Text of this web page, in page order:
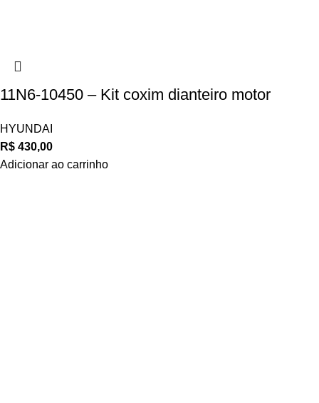
11N6-10450 – Kit coxim dianteiro motor
HYUNDAI
R$ 430,00
Adicionar ao carrinho